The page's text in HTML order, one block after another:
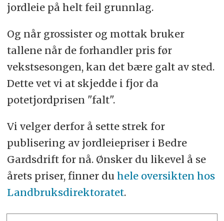
jordleie på helt feil grunnlag.
Og når grossister og mottak bruker
tallene når de forhandler pris før
vekstsesongen, kan det bære galt av sted.
Dette vet vi at skjedde i fjor da
potetjordprisen "falt".
Vi velger derfor å sette strek for
publisering av jordleiepriser i Bedre
Gardsdrift for nå. Ønsker du likevel å se
årets priser, finner du hele oversikten hos
Landbruksdirektoratet.